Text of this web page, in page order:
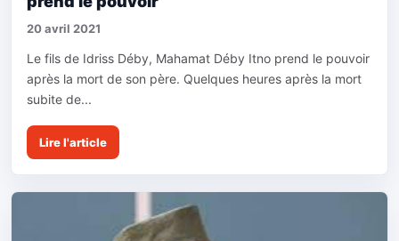
20 avril 2021
Le fils de Idriss Déby, Mahamat Déby Itno prend le pouvoir
après la mort de son père. Quelques heures après la mort
subite de...
Lire l'article